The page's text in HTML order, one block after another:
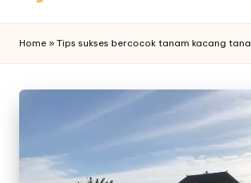
Home » Tips sukses bercocok tanam kacang